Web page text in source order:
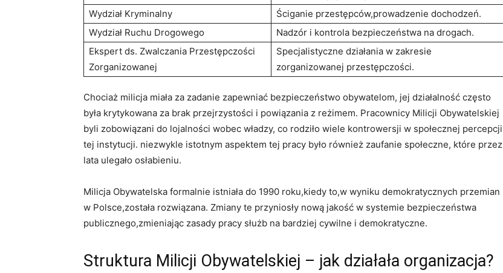
Wydział Kryminalny
Ściganie przestępców,prowadzenie dochodzeń.
Wydział ‍Ruchu⁤ Drogowego
Nadzór i kontrola bezpieczeństwa ​na drogach.
Ekspert ds. Zwalczania ⁤Przestępczości
Zorganizowanej
Specjalistyczne⁣ działania ‌w zakresie
zorganizowanej przestępczości.
Chociaż milicja miała za zadanie zapewniać bezpieczeństwo ‌obywatelom, jej działalność często
była krytykowana ​za brak przejrzystości i powiązania z reżimem. Pracownicy⁣ Milicji Obywatelskiej
byli zobowiązani do​ lojalności wobec władzy, co ‌rodziło wiele kontrowersji⁢ w społecznej percepcji
tej​ instytucji. niezwykle istotnym aspektem tej ​pracy‍ było również zaufanie społeczne,⁤ które przez
lata ⁢ulegało ⁢osłabieniu.
Milicja Obywatelska formalnie istniała do 1990 roku,kiedy ⁣to,w ‍wyniku demokratycznych przemian
w⁤ Polsce,została rozwiązana. ‍Zmiany te przyniosły nową‌ jakość w systemie bezpieczeństwa
publicznego,zmieniając⁢ zasady pracy służb na bardziej cywilne i ⁤demokratyczne.
Struktura Milicji Obywatelskiej – jak działała ⁢organizacja?